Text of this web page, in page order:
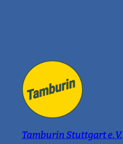
Tamburin Stuttgart e.V.